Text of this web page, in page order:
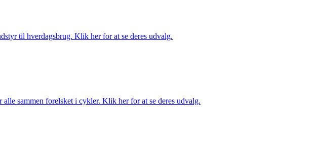
til hverdagsbrug. Klik her for at se deres udvalg.
sammen forelsket i cykler. Klik her for at se deres udvalg.